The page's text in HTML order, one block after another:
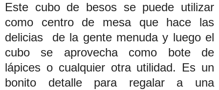
Este cubo de besos se puede utilizar
como centro de mesa que hace las
delicias de la gente menuda y luego el
cubo se aprovecha como bote de
lápices o cualquier otra utilidad. Es un
bonito detalle para regalar a una